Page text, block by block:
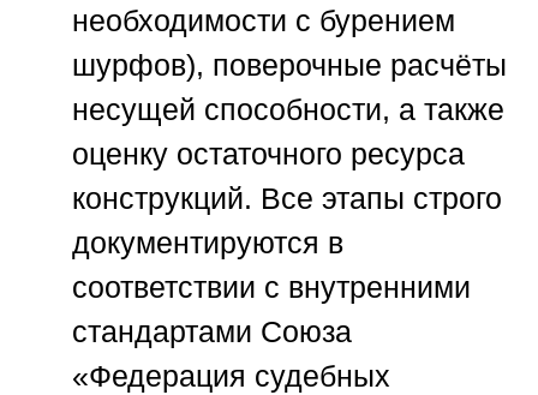
необходимости с бурением
шурфов), поверочные расчёты
несущей способности, а также
оценку остаточного ресурса
конструкций. Все этапы строго
документируются в
соответствии с внутренними
стандартами Союза
«Федерация судебных